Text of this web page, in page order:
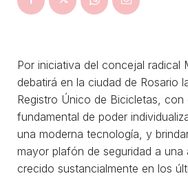
Por iniciativa del concejal radical
debatirá en la ciudad de Rosario
Registro Único de Bicicletas, con
fundamental de poder
una moderna tecnología, y
mayor plafón de seguridad a una
crecido sustancialmente en los